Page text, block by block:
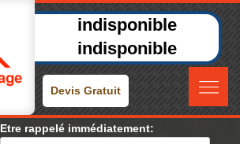
indisponible
indisponible
Devis Gratuit
Etre rappelé immédiatement: